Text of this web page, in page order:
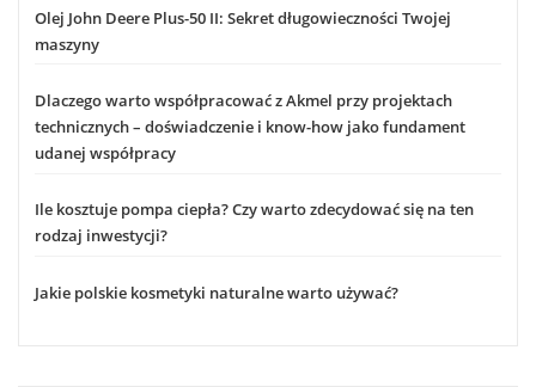
Olej John Deere Plus-50 II: Sekret długowieczności Twojej
maszyny
Dlaczego warto współpracować z Akmel przy projektach
technicznych – doświadczenie i know-how jako fundament
udanej współpracy
Ile kosztuje pompa ciepła? Czy warto zdecydować się na ten
rodzaj inwestycji?
Jakie polskie kosmetyki naturalne warto używać?